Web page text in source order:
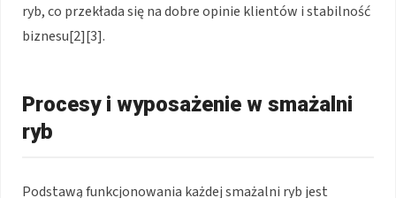
ryb, co przekłada się na dobre opinie klientów i stabilność
biznesu[2][3].
Procesy i wyposażenie w smażalni
ryb
Podstawą funkcjonowania każdej smażalni ryb jest